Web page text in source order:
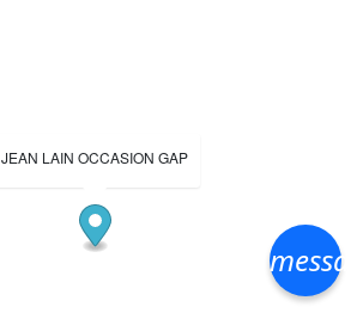
JEAN LAIN OCCASION GAP